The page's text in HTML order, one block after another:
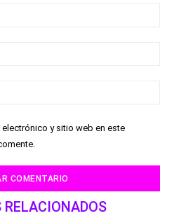
y sitio web en este